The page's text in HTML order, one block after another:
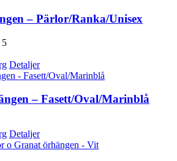
– Pärlor/Ranka/Unisex
5
Detaljer
– Fasett/Oval/Marinblå
Detaljer